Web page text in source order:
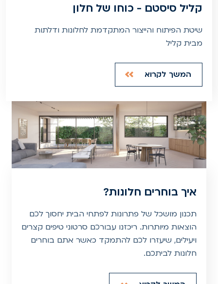
קליל סיסטם - כוחו של חלון
שיטת הפיתוח והייצור המתקדמת לחלונות ודלתות
מבית קליל
המשך לקרוא
איך בוחרים חלונות?
תכנון מושכל של פתרונות לפתחי הבית יחסוך לכם
הוצאות מיותרות. ריכזנו עבורכם סרטוני טיפים קצרים
ויעילים, שיעזרו לכם להתמקד כאשר אתם בוחרים
חלונות לביתכם.